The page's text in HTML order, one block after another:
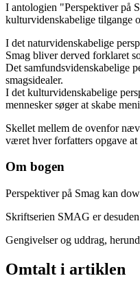
I antologien "Perspektiver på
kulturvidenskabelige tilgange
I det naturvidenskabelige
Smag bliver derved forklaret
Det samfundsvidenskabelige
smagsidealer.
I det kulturvidenskabelige
mennesker søger at skabe
Skellet mellem de ovenfor
været hver forfatters opgave
Om bogen
Perspektiver på Smag kan
Skriftserien SMAG er
Gengivelser og uddrag,
Omtalt i artiklen